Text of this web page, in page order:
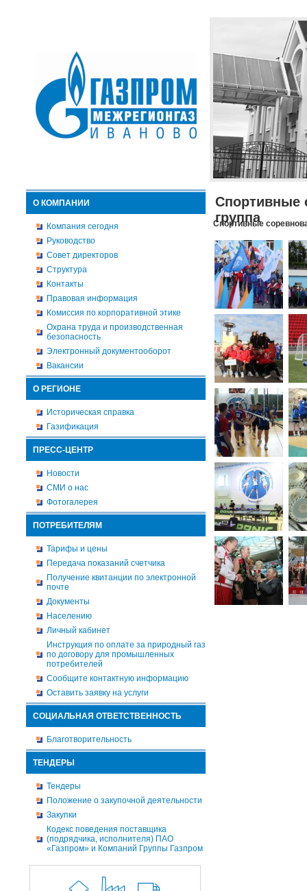
О КОМПАНИИ
Компания сегодня
Руководство
Совет директоров
Структура
Контакты
Правовая информация
Комиссия по корпоративной этике
Охрана труда и производственная
безопасность
Электронный документооборот
Вакансии
О РЕГИОНЕ
Историческая справка
Газификация
ПРЕСС-ЦЕНТР
Новости
СМИ о нас
Фотогалерея
ПОТРЕБИТЕЛЯМ
Тарифы и цены
Передача показаний счетчика
Получение квитанции по электронной
почте
Документы
Населению
Личный кабинет
Инструкция по оплате за природный газ
по договору для промышленных
потребителей
Сообщите контактную информацию
Оставить заявку на услуги
СОЦИАЛЬНАЯ ОТВЕТСТВЕННОСТЬ
Благотворительность
ТЕНДЕРЫ
Тендеры
Положение о закупочной деятельности
Закупки
Кодекс поведения поставщика
(подрядчика, исполнителя) ПАО
«Газпром» и Компаний Группы Газпром
Спортивные
группа
Спортивные